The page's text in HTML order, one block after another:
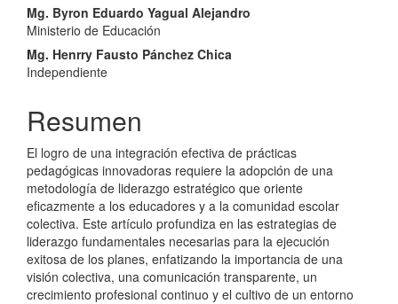
Mg. Byron Eduardo Yagual Alejandro
Ministerio de Educación
Mg. Henrry Fausto Pánchez Chica
Independiente
Resumen
El logro de una integración efectiva de prácticas
pedagógicas innovadoras requiere la adopción de una
metodología de liderazgo estratégico que oriente
eficazmente a los educadores y a la comunidad escolar
colectiva. Este artículo profundiza en las estrategias de
liderazgo fundamentales necesarias para la ejecución
exitosa de los planes, enfatizando la importancia de una
visión colectiva, una comunicación transparente, un
crecimiento profesional continuo y el cultivo de un entorno